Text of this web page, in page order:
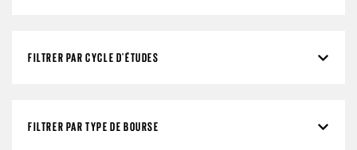
FILTRER PAR CYCLE D'ÉTUDES
FILTRER PAR TYPE DE BOURSE